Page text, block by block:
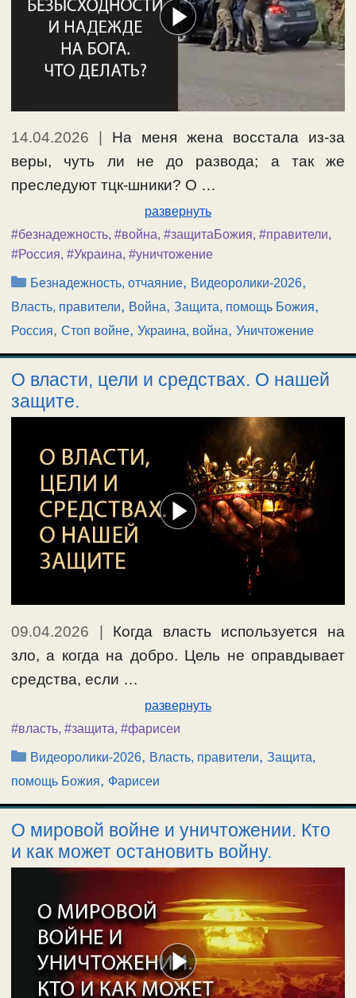
14.04.2026
На меня жена восстала из-за
веры, чуть ли не до развода; а так же
преследуют тцк-шники? О …
развернуть
#безнадежность, #война, #защитаБожия, #правители,
#Россия, #Украина, #уничтожение
Рубрики
Безнадежность, отчаяние, Видеоролики-2026,
Власть, правители, Война, Защита, помощь Божия,
Россия, Стоп войне, Украина, война, Уничтожение
О власти, цели и средствах. О нашей
защите.
09.04.2026
Когда власть используется на
зло, а когда на добро. Цель не оправдывает
средства, если …
развернуть
#власть, #защита, #фарисеи
Рубрики
Видеоролики-2026, Власть, правители,Защита,
помощь Божия, Фарисеи
О мировой войне и уничтожении. Кто
и как может остановить войну.